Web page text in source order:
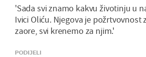
'Sada svi znamo kakvu životinju u
Ivici Oliću. Njegova je požrtvovnost
zaore, svi krenemo za njim.'
PODIJELI